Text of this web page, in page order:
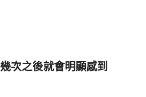
次之後就會明顯感到